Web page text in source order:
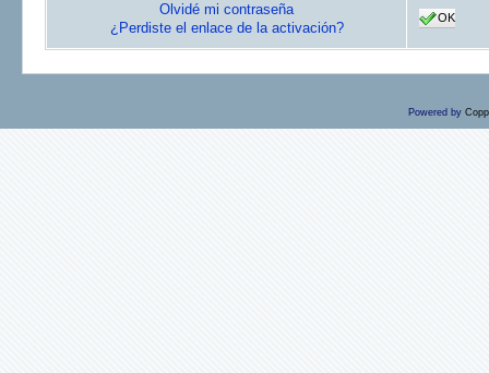
Olvidé mi contraseña
¿Perdiste el enlace de la activación?
OK
Powered by